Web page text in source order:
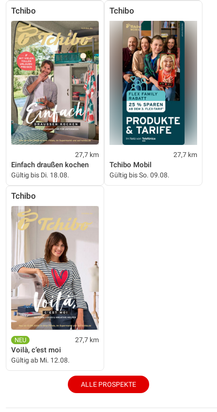
Tchibo
27,7 km
Einfach draußen kochen
Gültig bis Di. 18.08.
Tchibo
27,7 km
Tchibo Mobil
Gültig bis So. 09.08.
Tchibo
27,7 km
Voilà, c’est moi
Gültig ab Mi. 12.08.
ALLE PROSPEKTE